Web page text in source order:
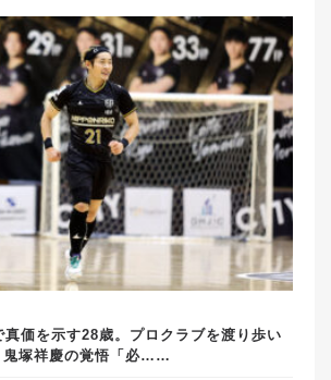
真価を示す28歳。プロクラブを渡り歩い
鬼塚祥慶の覚悟「必……